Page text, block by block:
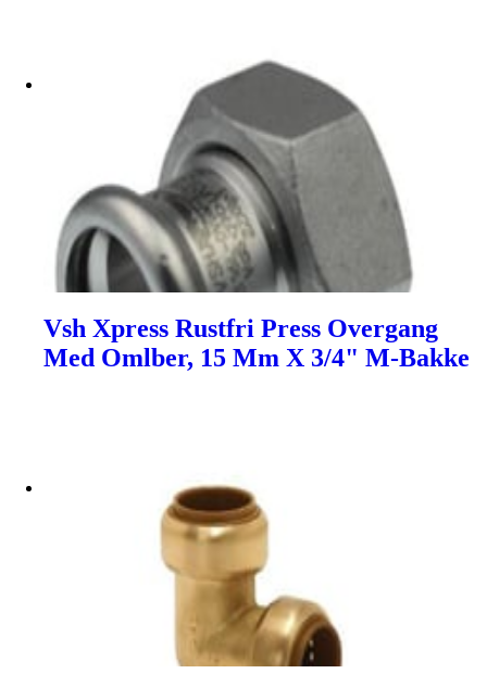
Vsh Xpress Rustfri Press Overgang
Med Omlber, 15 Mm X 3/4" M-Bakke